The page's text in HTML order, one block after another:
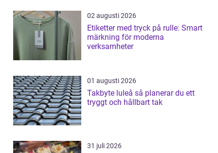
02 augusti 2026
Etiketter med tryck på rulle: Smart
märkning för moderna
verksamheter
01 augusti 2026
Takbyte luleå så planerar du ett
tryggt och hållbart tak
31 juli 2026